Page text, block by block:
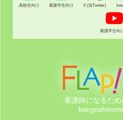
高校生向け 看護学生向け X (旧Twitter)
看護学生向
看護師になるため